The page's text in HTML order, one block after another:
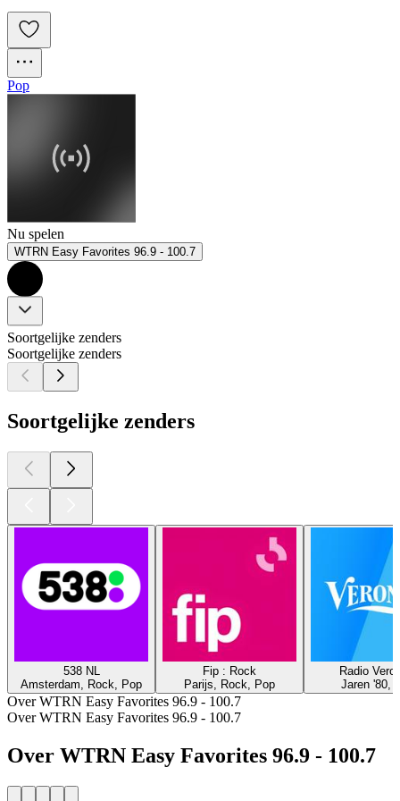
Pop
Nu spelen
WTRN Easy Favorites 96.9 - 100.7
Soortgelijke zenders
Soortgelijke zenders
Soortgelijke zenders
538 NL
Amsterdam, Rock, Pop
Fip : Rock
Parijs, Rock, Pop
Radio
Jaren '80,
Over WTRN Easy Favorites 96.9 - 100.7
Over WTRN Easy Favorites 96.9 - 100.7
Over WTRN Easy Favorites 96.9 - 100.7